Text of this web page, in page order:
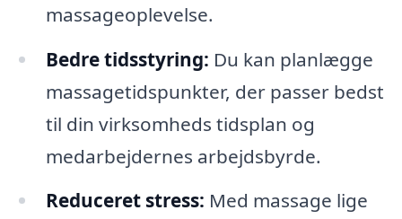
massageoplevelse.
Bedre tidsstyring: Du kan planlægge
massagetidspunkter, der passer bedst
til din virksomheds tidsplan og
medarbejdernes arbejdsbyrde.
Reduceret stress: Med massage lige